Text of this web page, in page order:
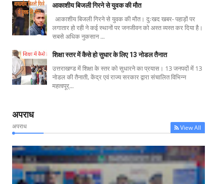
आकाशीय बिजली गिरने से युवक की मौत
आकाशीय बिजली गिरने से युवक की मौत। दुःखद खबर- पहाड़ों पर
लगातार हो रही ने कई स्थानों पर जनजीवन को अस्त व्यस्त कर दिया है।
सबसे अधिक नुकसान ...
शिक्षा स्तर में कैसे हो सुधार के लिए 13 नोडल तैनात
उत्तराखण्ड में शिक्षा के स्तर को सुधारने का प्रयास। 13 जनपदों में 13
नोडल की तैनाती, केंद्र एवं राज्य सरकार द्वारा संचालित विभिन्न
महत्वपूर्...
अपराध
अपराध View All